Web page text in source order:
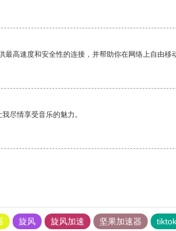
高速度和安全性的连接，并帮助你在网络上自由移
尽情享受音乐的魅力。
旋风 旋风加速 坚果加速器